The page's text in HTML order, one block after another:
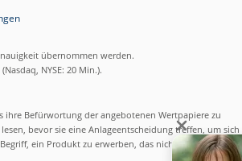
übernommen werden.
NYSE: 20 Min.).
Befürwortung der angebotenen Wertpapiere zu
bevor sie eine Anlageentscheidung treffen, um sich
ein Produkt zu erwerben, das nicht einfach ist und